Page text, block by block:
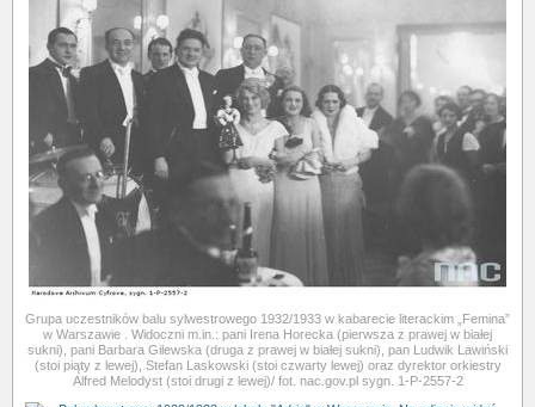
Grupa uczestników balu sylwestrowego 1932/1933 w kabarecie literackim „Femina”
w Warszawie . Widoczni m.in.: pani Irena Horecka (pierwsza z prawej w białej
sukni), pani Barbara Gilewska (druga z prawej w białej sukni), pan Ludwik Lawiński
(stoi piąty z lewej), Stefan Laskowski (stoi czwarty lewej) oraz dyrektor orkiestry
Alfred Melodyst (stoi drugi z lewej)/ fot. nac.gov.pl sygn. 1-P-2557-2